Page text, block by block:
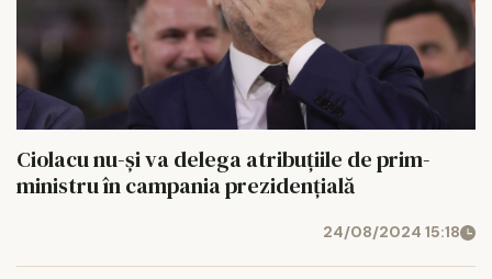
Ciolacu nu-și va delega atribuţiile de prim-
ministru în campania prezidențială
24/08/2024 15:18